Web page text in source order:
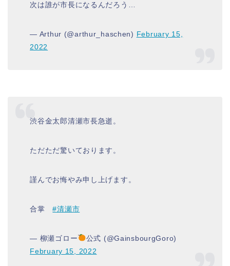
次は誰が市長になるんだろう…
— Arthur (@arthur_haschen) February 15,
2022
渋谷金太郎清瀬市長急逝。
ただただ驚いております。
謹んでお悔やみ申し上げます。
合掌#清瀬市
— 柳瀬ゴロー
公式 (@GainsbourgGoro)
February 15, 2022